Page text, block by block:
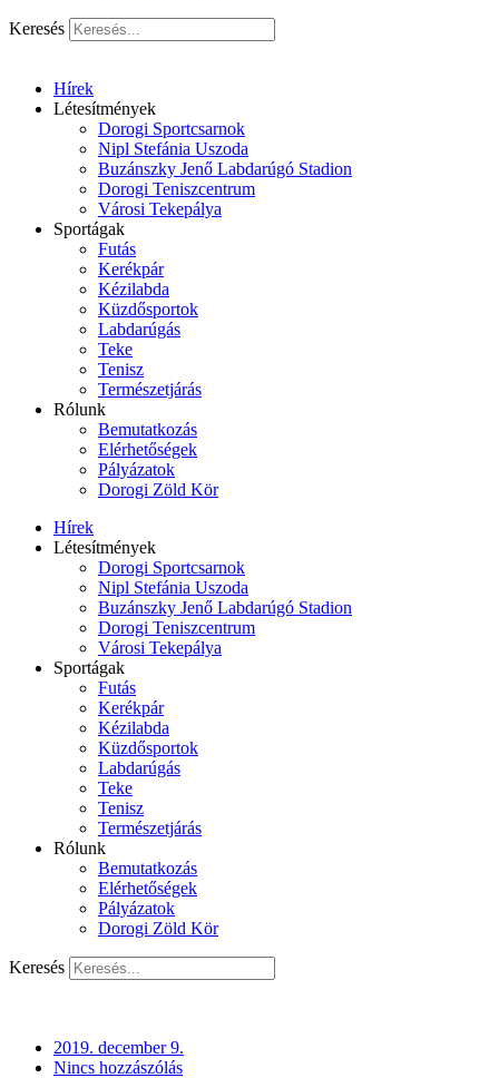
Keresés
Hírek
Létesítmények
Dorogi Sportcsarnok
Nipl Stefánia Uszoda
Buzánszky Jenő Labdarúgó Stadion
Dorogi Teniszcentrum
Városi Tekepálya
Sportágak
Futás
Kerékpár
Kézilabda
Küzdősportok
Labdarúgás
Teke
Tenisz
Természetjárás
Rólunk
Bemutatkozás
Elérhetőségek
Pályázatok
Dorogi Zöld Kör
Hírek
Létesítmények
Dorogi Sportcsarnok
Nipl Stefánia Uszoda
Buzánszky Jenő Labdarúgó Stadion
Dorogi Teniszcentrum
Városi Tekepálya
Sportágak
Futás
Kerékpár
Kézilabda
Küzdősportok
Labdarúgás
Teke
Tenisz
Természetjárás
Rólunk
Bemutatkozás
Elérhetőségek
Pályázatok
Dorogi Zöld Kör
Keresés
2019. december 9.
Nincs hozzászólás